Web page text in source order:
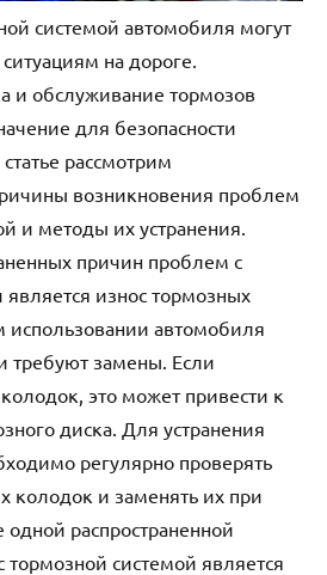
системой автомобиля могут
на дороге.
и обслуживание тормозов
для безопасности
рассмотрим
возникновения проблем
и методы их устранения.
причин проблем с
износ тормозных
использовании автомобиля
требуют замены. Если
это может привести к
диска. Для устранения
регулярно проверять
колодок и заменять их при
распространенной
системой является